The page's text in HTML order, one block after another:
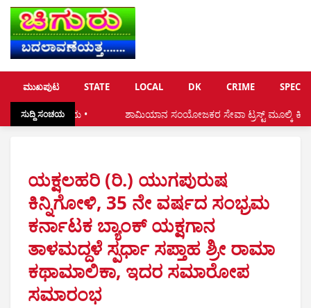
ಮುಖಪುಟ STATE LOCAL DK CRIME
ಸುದ್ದಿ ಸಂಚಯ
ಶಾಮಿಯಾನ ಸಂಯೋಜಕರ ಸೇವಾ ಟ್ರಸ್ಟ್ ಮೂಲ್ಕಿ ಕಿನ್ನಿಗೋಳಿ (ರಿ ) ಇದರ 18ನೇ
ಯಕ್ಷಲಹರಿ (ರಿ.) ಯುಗಪುರುಷ
ಕಿನ್ನಿಗೋಳಿ, 35 ನೇ ವರ್ಷದ ಸಂಭ್ರಮ
ಕರ್ನಾಟಕ ಬ್ಯಾಂಕ್ ಯಕ್ಷಗಾನ
ತಾಳಮದ್ದಳೆ ಸ್ಪರ್ಧಾ ಸಪ್ತಾಹ ಶ್ರೀ ರಾಮಾ
ಕಥಾಮಾಲಿಕಾ, ಇದರ ಸಮಾರೋಪ
ಸಮಾರಂಭ